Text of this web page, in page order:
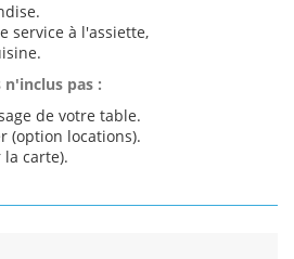
service à l'assiette,
pas :
de votre table.
(option locations).
la carte).